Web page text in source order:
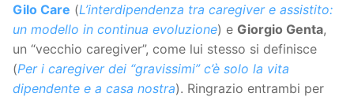
Gilo Care (L’interdipendenza tra caregiver e assistito:
un modello in continua evoluzione) e Giorgio Genta,
un “vecchio caregiver”, come lui stesso si definisce
(Per i caregiver dei “gravissimi” c’è solo la vita
dipendente e a casa nostra). Ringrazio entrambi per